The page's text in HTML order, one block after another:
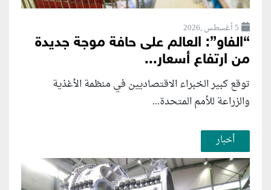
5 أغسطس ,2026
“الفاو”: العالم على حافة موجة جديدة
من ارتفاع أسعار...
توقع كبير الخبراء الاقتصاديين في منظمة الأغذية
والزراعة للأمم المتحدة...
أخبار